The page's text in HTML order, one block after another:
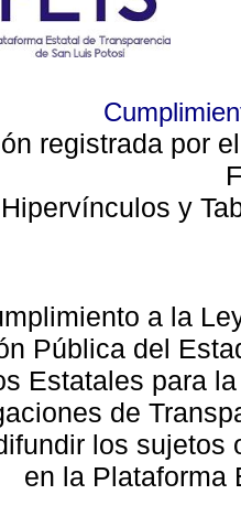
registrada por
Hipervínculos y
a la
Pública del
Estatales para
de
los sujetos
en la Plataforma